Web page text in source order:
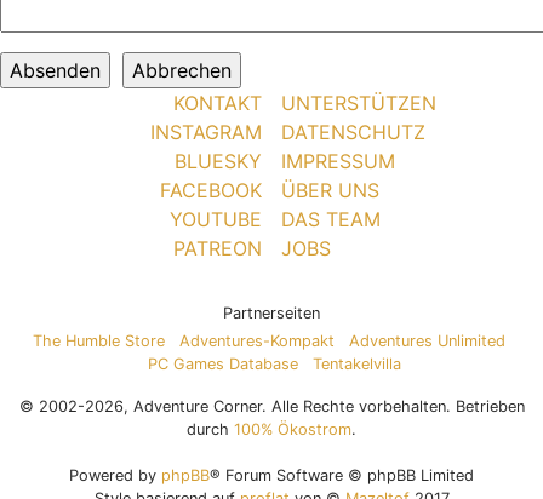
KONTAKT
INSTAGRAM
BLUESKY
FACEBOOK
YOUTUBE
PATREON
UNTERSTÜTZEN
DATENSCHUTZ
IMPRESSUM
ÜBER UNS
DAS TEAM
JOBS
Partnerseiten
The Humble Store
Adventures-Kompakt
Adventures Unlimited
PC Games Database
Tentakelvilla
© 2002-2026, Adventure Corner. Alle Rechte vorbehalten. Betrieben
durch 100% Ökostrom.
Powered by phpBB® Forum Software © phpBB Limited